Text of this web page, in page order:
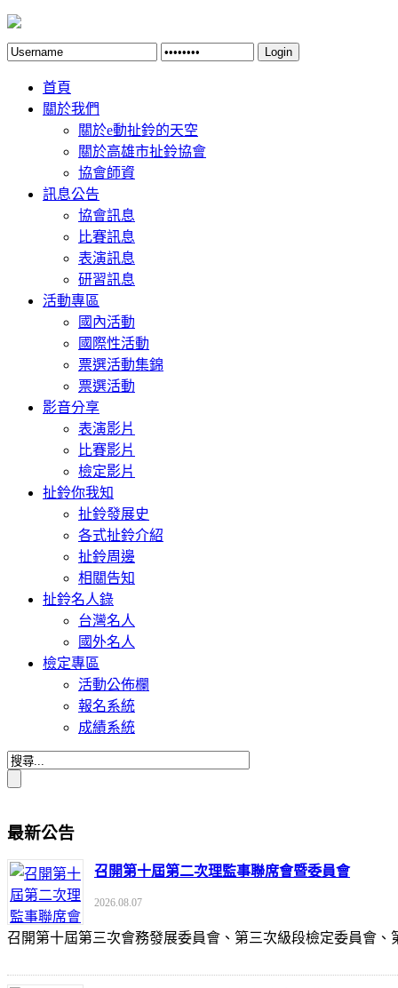
Login
首頁
關於我們
關於e動扯鈴的天空
關於高雄市扯鈴協會
協會師資
訊息公告
協會訊息
比賽訊息
表演訊息
研習訊息
活動專區
國內活動
國際性活動
票選活動集錦
票選活動
影音分享
表演影片
比賽影片
檢定影片
扯鈴你我知
扯鈴發展史
各式扯鈴介紹
扯鈴周邊
相關告知
扯鈴名人錄
台灣名人
國外名人
檢定專區
活動公佈欄
報名系統
成績系統
最新公告
召開第十屆第二次理監事聯席會暨委員會
2026.08.07
召開第十屆第三次會務發展委員會、第三次級段檢定委員